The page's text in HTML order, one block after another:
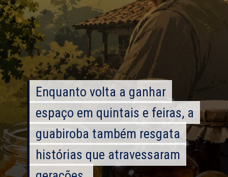
Enquanto volta a ganhar
espaço em quintais e feiras, a
guabiroba também resgata
histórias que atravessaram
Enquanto volta a ganhar
espaço em quintais e feiras, a
guabiroba também resgata
histórias que atravessaram